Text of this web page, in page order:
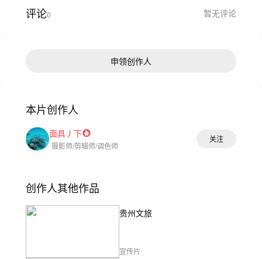
评论0 暂无评论
申领创作人
本片创作人
面具丿下
摄影师/剪辑师/调色师
关注
创作人其他作品
贵州文旅
宣传片